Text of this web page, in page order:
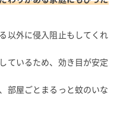
以外に侵入阻止もしてくれ
ているため、効き目が安定
部屋ごとまるっと蚊のいな